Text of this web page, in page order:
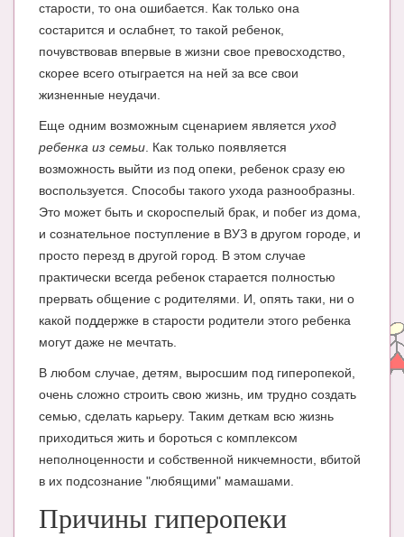
старости, то она ошибается. Как только она
состарится и ослабнет, то такой ребенок,
почувствовав впервые в жизни свое превосходство,
скорее всего отыграется на ней за все свои
жизненные неудачи.
Еще одним возможным сценарием является уход
ребенка из семьи . Как только появляется
возможность выйти из под опеки, ребенок сразу ею
воспользуется. Способы такого ухода разнообразны.
Это может быть и скороспелый брак, и побег из дома,
и сознательное поступление в ВУЗ в другом городе, и
просто перезд в другой город. В этом случае
практически всегда ребенок старается полностью
прервать общение с родителями. И, опять таки, ни о
какой поддержке в старости родители этого ребенка
могут даже не мечтать.
В любом случае, детям, выросшим под гиперопекой,
очень сложно строить свою жизнь, им трудно создать
семью, сделать карьеру. Таким деткам всю жизнь
приходиться жить и бороться с комплексом
неполноценности и собственной никчемности, вбитой
в их подсознание "любящими" мамашами.
Причины гиперопеки